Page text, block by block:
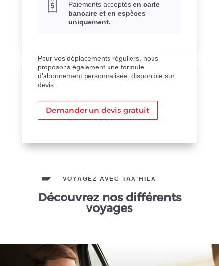
Paiements acceptés en carte
bancaire et en espèces
uniquement.
Pour vos déplacements réguliers, nous
proposons également une formule
d’abonnement personnalisée, disponible sur
devis.
Demander un devis gratuit
VOYAGEZ AVEC TAX’HILA
Découvrez nos différents
voyages